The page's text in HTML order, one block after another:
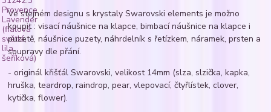
Ve stejném designu s krystaly Swarovski elements je možno
koupit : visací náušnice na klapce, bimbací náušnice na klapce i
puzetě, náušnice puzety, náhrdelník s řetízkem, náramek, prsten a
soupravy dle přání.
- originál křišťál Swarovski, velikost 14mm (slza, slzička, kapka,
hruška, teardrop, raindrop, pear, vlepovací, čtyřlístek, clover,
kytička, flower).